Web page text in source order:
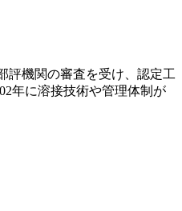
評機関の審査を受け、認定工
年に溶接技術や管理体制が